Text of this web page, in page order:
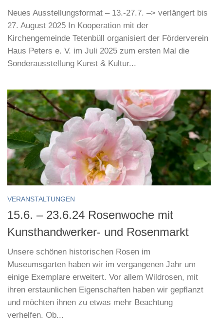
Neues Ausstellungsformat – 13.-27.7. –> verlängert bis
27. August 2025 In Kooperation mit der
Kirchengemeinde Tetenbüll organisiert der Förderverein
Haus Peters e. V. im Juli 2025 zum ersten Mal die
Sonderausstellung Kunst & Kultur...
VERANSTALTUNGEN
15.6. – 23.6.24 Rosenwoche mit
Kunsthandwerker- und Rosenmarkt
Unsere schönen historischen Rosen im
Museumsgarten haben wir im vergangenen Jahr um
einige Exemplare erweitert. Vor allem Wildrosen, mit
ihren erstaunlichen Eigenschaften haben wir gepflanzt
und möchten ihnen zu etwas mehr Beachtung
verhelfen. Ob...